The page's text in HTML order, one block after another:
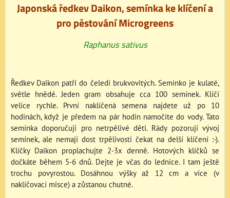
Japonská ředkev Daikon, semínka ke klíčení a
pro pěstování Microgreens
Raphanus sativus
Ředkev Daikon patří do čeledi brukvovitých. Semínko je kulaté,
světle hnědé. Jeden gram obsahuje cca 100 semínek. Klíčí
velice rychle. První naklíčená semena najdete už po 10
hodinách, když je předem na pár hodin namočíte do vody. Tato
semínka doporučuji pro netrpělivé děti. Rády pozorují vývoj
semínek, ale nemají dost trpělivosti čekat na delší klíčení :-).
Klíčky Daikon proplachujte 2-3x denně. Hotových klíčků se
dočkáte během 5-6 dnů. Dejte je včas do lednice. I tam ještě
trochu povyrostou. Dosáhnou výšky až 12 cm a více (v
naklíčovací misce) a zůstanou chutné.